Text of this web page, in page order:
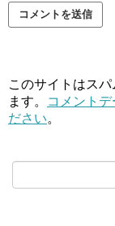
このサイトはス
ます。
コメント
ださい。